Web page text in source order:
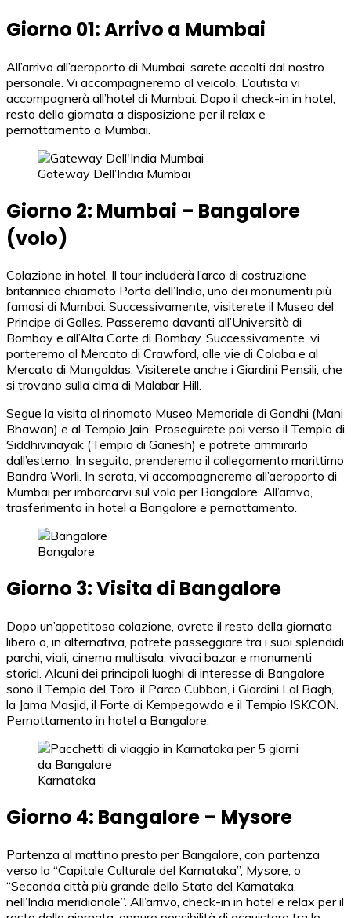
Giorno 01: Arrivo a Mumbai
All’arrivo all’aeroporto di Mumbai, sarete accolti dal nostro
personale. Vi accompagneremo al veicolo. L’autista vi
accompagnerà all’hotel di Mumbai. Dopo il check-in in hotel,
resto della giornata a disposizione per il relax e
pernottamento a Mumbai.
Gateway Dell’India Mumbai
Giorno 2: Mumbai – Bangalore
(volo)
Colazione in hotel. Il tour includerà l’arco di costruzione
britannica chiamato Porta dell’India, uno dei monumenti più
famosi di Mumbai. Successivamente, visiterete il Museo del
Principe di Galles. Passeremo davanti all’Università di
Bombay e all’Alta Corte di Bombay. Successivamente, vi
porteremo al Mercato di Crawford, alle vie di Colaba e al
Mercato di Mangaldas. Visiterete anche i Giardini Pensili, che
si trovano sulla cima di Malabar Hill.
Segue la visita al rinomato Museo Memoriale di Gandhi (Mani
Bhawan) e al Tempio Jain. Proseguirete poi verso il Tempio di
Siddhivinayak (Tempio di Ganesh) e potrete ammirarlo
dall’esterno. In seguito, prenderemo il collegamento marittimo
Bandra Worli. In serata, vi accompagneremo all’aeroporto di
Mumbai per imbarcarvi sul volo per Bangalore. All’arrivo,
trasferimento in hotel a Bangalore e pernottamento.
Bangalore
Giorno 3: Visita di Bangalore
Dopo un’appetitosa colazione, avrete il resto della giornata
libero o, in alternativa, potrete passeggiare tra i suoi splendidi
parchi, viali, cinema multisala, vivaci bazar e monumenti
storici. Alcuni dei principali luoghi di interesse di Bangalore
sono il Tempio del Toro, il Parco Cubbon, i Giardini Lal Bagh,
la Jama Masjid, il Forte di Kempegowda e il Tempio ISKCON.
Pernottamento in hotel a Bangalore.
Karnataka
Giorno 4: Bangalore – Mysore
Partenza al mattino presto per Bangalore, con partenza
verso la “Capitale Culturale del Karnataka”, Mysore, o
“Seconda città più grande dello Stato del Karnataka,
nell’India meridionale”. All’arrivo, check-in in hotel e relax per il